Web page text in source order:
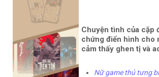
Chuyện tình của cặp
chứng điển hình cho
cảm thấy ghen tị và
Nữ game thủ tưng